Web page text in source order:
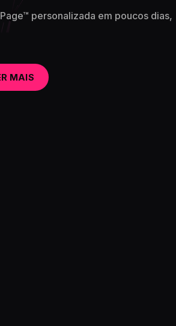
personalizada em poucos dias,
MAIS